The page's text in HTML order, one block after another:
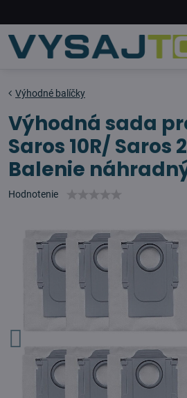
Výhodné balíčky
Výhodná sada
Saros 10R/ Saros
Balenie
Hodnotenie